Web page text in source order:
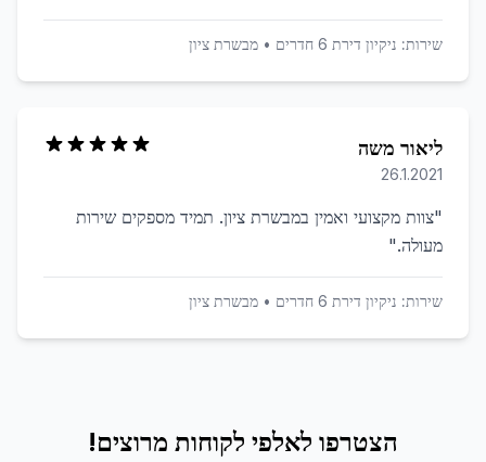
שירות: ניקיון דירת 6 חדרים • מבשרת ציון
ליאור משה
26.1.2021
"צוות מקצועי ואמין במבשרת ציון. תמיד מספקים שירות
מעולה."
שירות: ניקיון דירת 6 חדרים • מבשרת ציון
הצטרפו לאלפי לקוחות מרוצים!